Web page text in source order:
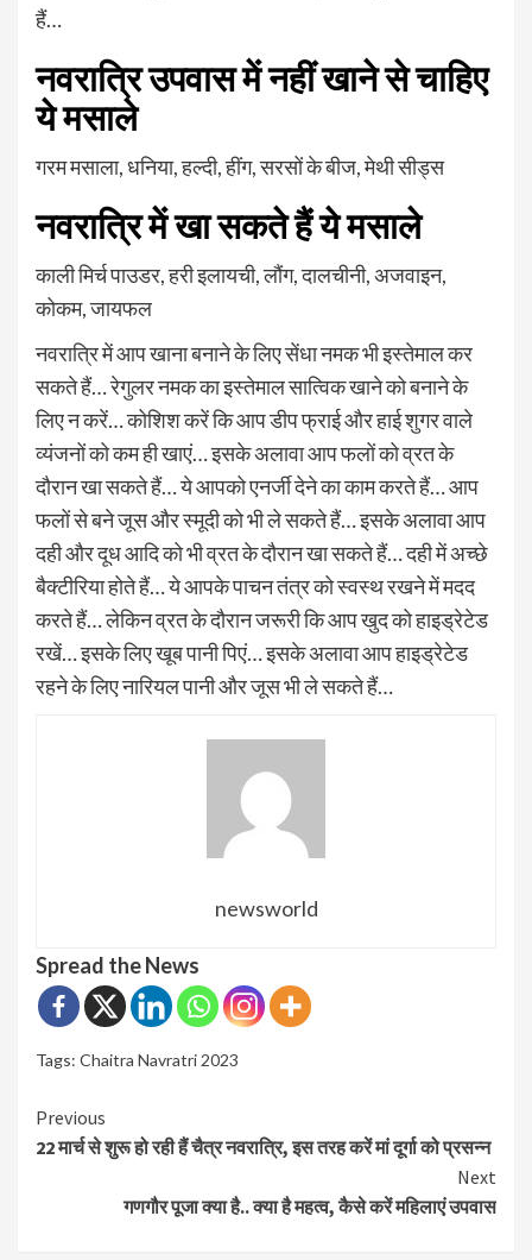
हैं…
नवरात्रि उपवास में नहीं खाने से चाहिए
ये मसाले
गरम मसाला, धनिया, हल्दी, हींग, सरसों के बीज, मेथी सीड्स
नवरात्रि में खा सकते हैं ये मसाले
काली मिर्च पाउडर, हरी इलायची, लौंग, दालचीनी, अजवाइन,
कोकम, जायफल
नवरात्रि में आप खाना बनाने के लिए सेंधा नमक भी इस्तेमाल कर
सकते हैं… रेगुलर नमक का इस्तेमाल सात्विक खाने को बनाने के
लिए न करें… कोशिश करें कि आप डीप फ्राई और हाई शुगर वाले
व्यंजनों को कम ही खाएं… इसके अलावा आप फलों को व्रत के
दौरान खा सकते हैं… ये आपको एनर्जी देने का काम करते हैं… आप
फलों से बने जूस और स्मूदी को भी ले सकते हैं… इसके अलावा आप
दही और दूध आदि को भी व्रत के दौरान खा सकते हैं… दही में अच्छे
बैक्टीरिया होते हैं… ये आपके पाचन तंत्र को स्वस्थ रखने में मदद
करते हैं… लेकिन व्रत के दौरान जरूरी कि आप खुद को हाइड्रेटेड
रखें… इसके लिए खूब पानी पिएं… इसके अलावा आप हाइड्रेटेड
रहने के लिए नारियल पानी और जूस भी ले सकते हैं…
newsworld
Spread the News
Tags: Chaitra Navratri 2023
Continue
Reading
Previous
22 मार्च से शुरू हो रही हैं चैत्र नवरात्रि, इस तरह करें मां दूर्गा को प्रसन्न
Next
गणगौर पूजा क्या है.. क्या है महत्व, कैसे करें महिलाएं उपवास